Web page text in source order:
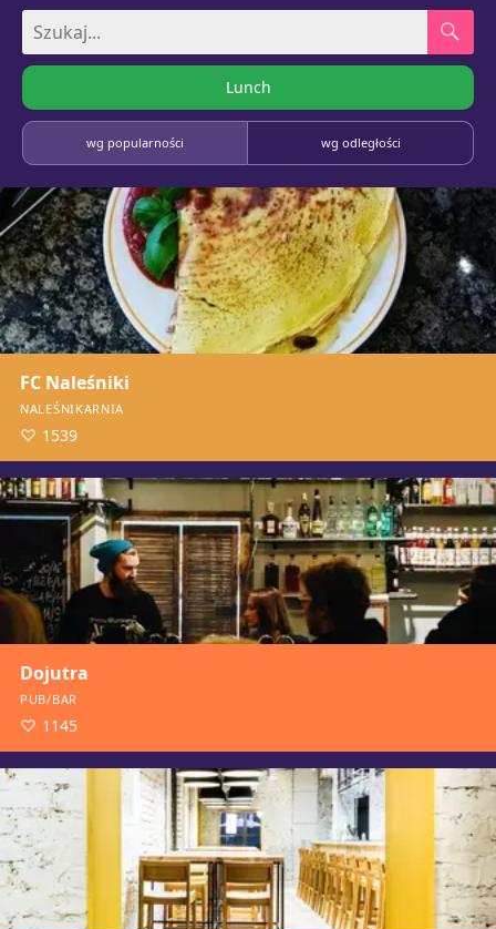
Lunch
wg popularności wg odległości
FC Naleśniki
NALEŚNIKARNIA
1539
Dojutra
PUB/BAR
1145